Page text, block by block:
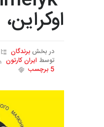
اوکراین، 2021
در بخشبرندگان
توسط ایران کارتون
5 برچسب